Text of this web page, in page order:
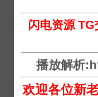
闪电资源 TG
播放解析
欢迎各位新